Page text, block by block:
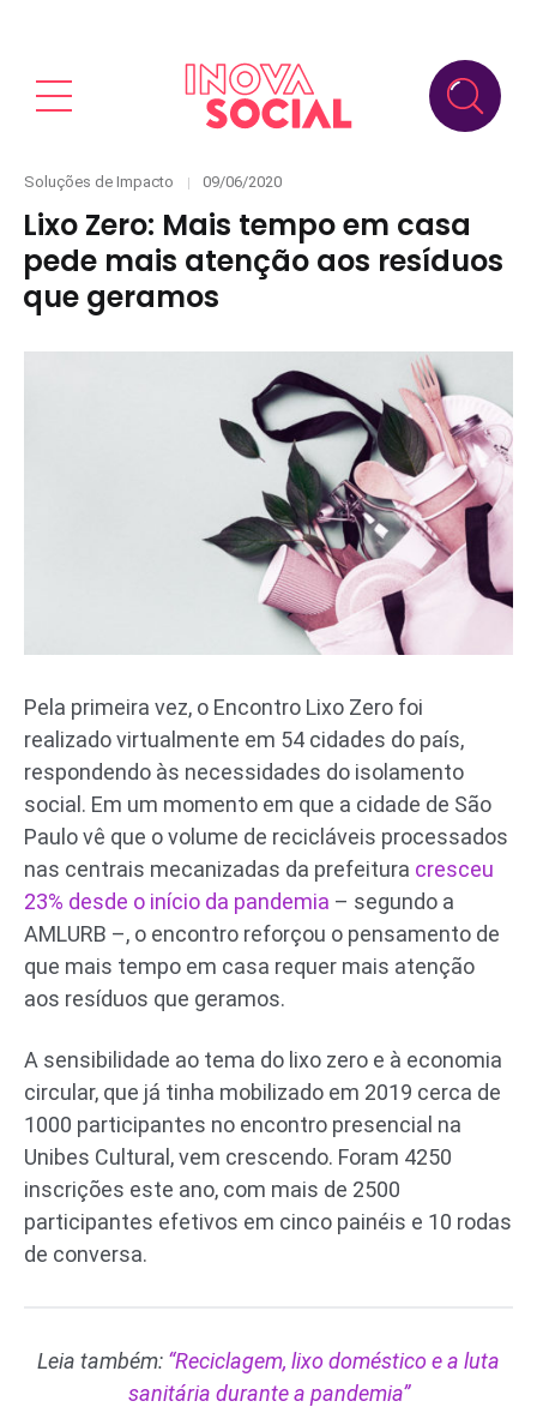
Categories
Soluções de Impacto
Posted
09/06/2020
Lixo Zero: Mais tempo em casa
pede mais atenção aos resíduos
que geramos
Pela primeira vez, o Encontro Lixo Zero foi
realizado virtualmente em 54 cidades do país,
respondendo às necessidades do isolamento
social. Em um momento em que a cidade de São
Paulo vê que o volume de recicláveis processados
nas centrais mecanizadas da prefeitura cresceu
23% desde o início da pandemia – segundo a
AMLURB –, o encontro reforçou o pensamento de
que mais tempo em casa requer mais atenção
aos resíduos que geramos.
A sensibilidade ao tema do lixo zero e à economia
circular, que já tinha mobilizado em 2019 cerca de
1000 participantes no encontro presencial na
Unibes Cultural, vem crescendo. Foram 4250
inscrições este ano, com mais de 2500
participantes efetivos em cinco painéis e 10 rodas
de conversa.
Leia também: “Reciclagem, lixo doméstico e a luta
sanitária durante a pandemia”